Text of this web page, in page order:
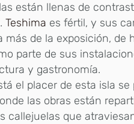
están llenas de
Teshima es fértil, y sus
de la exposición, de
parte de sus
y gastronomía.
el placer de esta isla se
las obras están
callejuelas que